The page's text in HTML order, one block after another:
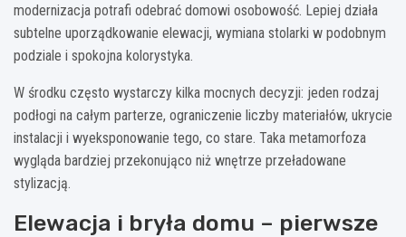
modernizacja potrafi odebrać domowi osobowość. Lepiej działa
subtelne uporządkowanie elewacji, wymiana stolarki w podobnym
podziale i spokojna kolorystyka.
W środku często wystarczy kilka mocnych decyzji: jeden rodzaj
podłogi na całym parterze, ograniczenie liczby materiałów, ukrycie
instalacji i wyeksponowanie tego, co stare. Taka metamorfoza
wygląda bardziej przekonująco niż wnętrze przeładowane
stylizacją.
Elewacja i bryła domu – pierwsze